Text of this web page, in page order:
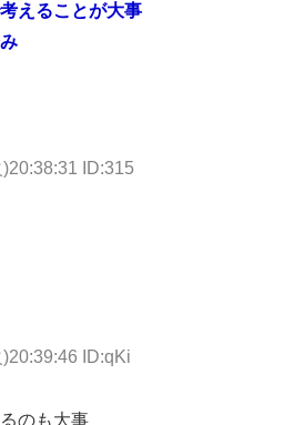
えることが大事
ID:315
ID:qKi
のも大事